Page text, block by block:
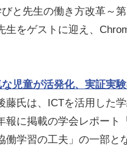
と先生の働き方改革～
生をゲストに迎え、
児童が活発化、実証実
氏は、ICTを活用した
報に掲載の学会レポート
働学習の工夫」の一部と